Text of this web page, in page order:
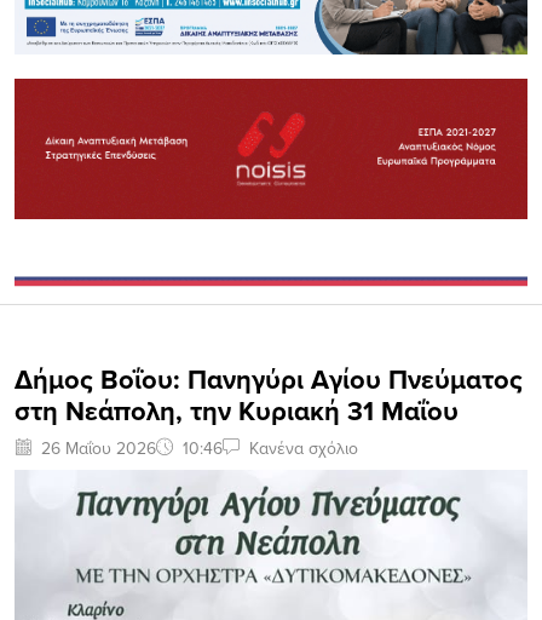
Δήμος Βοΐου: Πανηγύρι Αγίου Πνεύματος
στη Νεάπολη, την Κυριακή 31 Μαΐου
26 Μαΐου 2026 10:46 Κανένα σχόλιο